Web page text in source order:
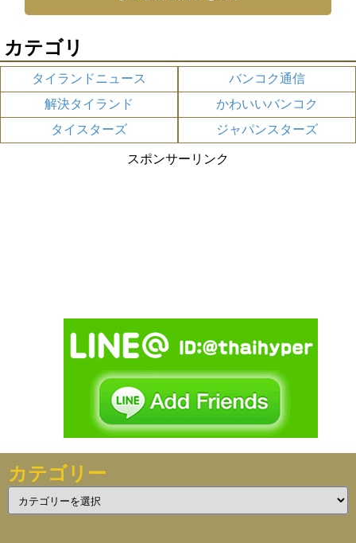
カテゴリ
タイランドニュース
バンコク通信
解決タイランド
かわいいバンコク
タイスターズ
ジャパンスターズ
スポンサーリンク
カテゴリー
テ